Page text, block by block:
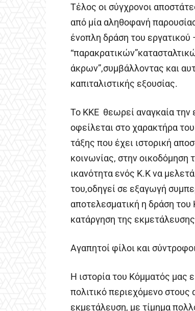
Τέλος οι σύγχρονοι
από μία αληθοφανή
ένοπλη δράση του εργατικού
άκρων”,συμβάλλοντας και
καπιταλιστικής εξουσίας.
Το ΚΚΕ θεωρεί αναγκαία την
οφείλεται στο χαρακτήρα
τάξης που έχει ιστορική
κοινωνίας, στην οικοδόμηση
ικανότητα ενός Κ.Κ να
του,οδηγεί σε εξαγωγή
αποτελεσματική η δράση
κατάργηση της
Αγαπητοί φίλοι και
Η ιστορία του Κόμματός μας
πολιτικό περιεχόμενο στους
εκμετάλευση, με τίμημα